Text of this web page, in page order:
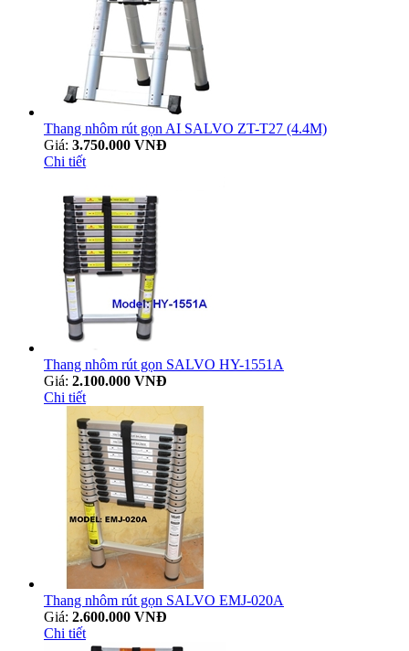
Thang nhôm rút gọn AI SALVO ZT-T27 (4.4M)
Giá: 3.750.000 VNĐ
Chi tiết
Thang nhôm rút gọn SALVO HY-1551A
Giá: 2.100.000 VNĐ
Chi tiết
Thang nhôm rút gọn SALVO EMJ-020A
Giá: 2.600.000 VNĐ
Chi tiết